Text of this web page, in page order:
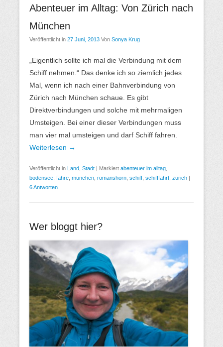
Abenteuer im Alltag: Von Zürich nach
München
Veröffentlicht in 27 Juni, 2013 Von Sonya Krug
„Eigentlich sollte ich mal die Verbindung mit dem
Schiff nehmen.“ Das denke ich so ziemlich jedes
Mal, wenn ich nach einer Bahnverbindung von
Zürich nach München schaue. Es gibt
Direktverbindungen und solche mit mehrmaligen
Umsteigen. Bei einer dieser Verbindungen muss
man vier mal umsteigen und darf Schiff fahren.
Weiterlesen →
Veröffentlicht in Land Stadt | Markiert abenteuer im alltag
bodensee fähre münchen romanshorn schiff schifffahrt zürich |
6 Antworten
Wer bloggt hier?